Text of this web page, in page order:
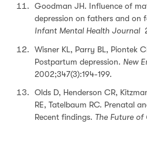
Goodman JH. Influence of
depression on fathers and
Infant Mental Health Journal
Wisner KL, Parry BL, Piontek
Postpartum depression. New
2002;347(3):194-199.
Olds D, Henderson CR,
RE, Tatelbaum RC. Prenatal
Recent findings. The Future of